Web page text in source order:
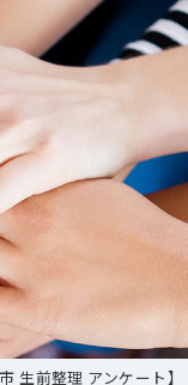
生前整理 アンケート】